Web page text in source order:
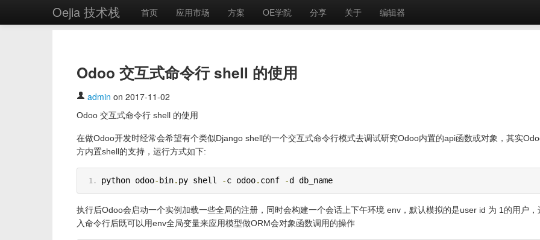
Oejia 技术栈 首页 应用市场 方案 OE学院 分享 关于 编辑器
Odoo 交互式命令行 shell 的使用
admin on 2017-11-02
Odoo 交互式命令行 shell 的使用
在做Odoo开发时经常会希望有个类似Django shell的一个交互式命令行模式去调试研究Odoo内置的api函数或对象，其实
方内置shell的支持，运行方式如下:
python odoo- bin. py shell -c odoo. conf -d db_name
执行后Odoo会启动一个实例加载一些全局的注册，同时会构建一个会话上下午环境 env，默认模拟的是user id 为 1的用户，
入命令行后既可以用env全局变量来应用模型做ORM会对象函数调用的操作